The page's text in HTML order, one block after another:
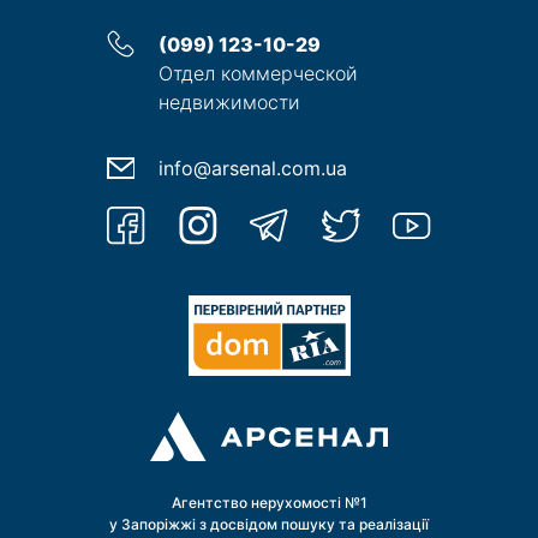
Агентство нерухомості №1
у Запоріжжі з досвідом пошуку та реалізації
(099) 123-10-29
Отдел коммерческой
недвижимости
info@arsenal.com.ua